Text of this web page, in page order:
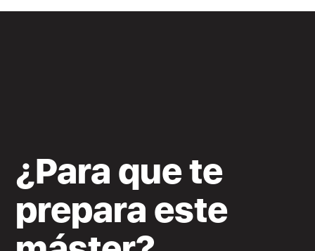
¿Para que te
prepara este